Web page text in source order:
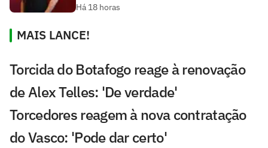
Há 18 horas
MAIS LANCE!
Torcida do Botafogo reage à renovação
de Alex Telles: 'De verdade'
Torcedores reagem à nova contratação
do Vasco: 'Pode dar certo'